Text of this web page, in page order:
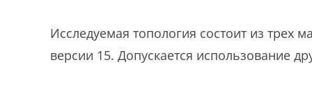
Исследуемая топология состоит из трех
версии 15. Допускается использование